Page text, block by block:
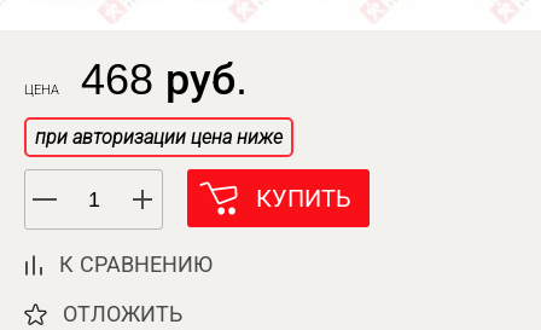
ЦЕНА 468 руб.
при авторизации цена ниже
КУПИТЬ
К СРАВНЕНИЮ
ОТЛОЖИТЬ